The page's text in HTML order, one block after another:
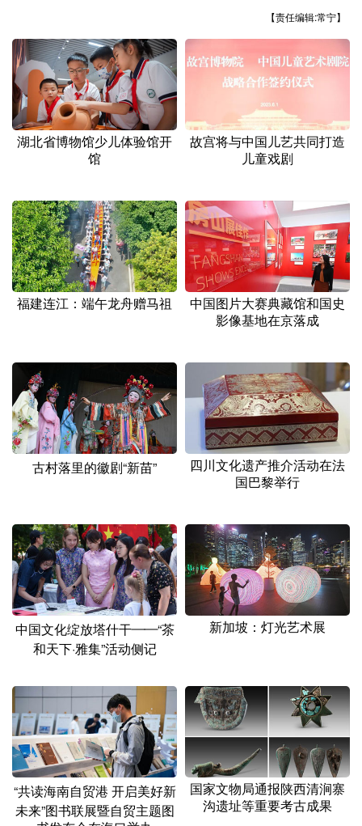
浙江 安徽 福建 江西
山东 河南
广东 广西 海南 重庆
陕西 甘肃 青海 宁夏
新疆 内蒙古 黑龙江
多语种频道
한국어
Deutsch Português
【责任编辑:常宁】
湖北省博物馆少儿体验馆开
馆
故宫将与中国儿艺共同打造
儿童戏剧
福建连江：端午龙舟赠马祖
中国图片大赛典藏馆和国史
影像基地在京落成
古村落里的徽剧“新苗”
四川文化遗产推介活动在法
国巴黎举行
中国文化绽放塔什干——“茶
和天下·雅集”活动侧记
新加坡：灯光艺术展
“共读海南自贸港 开启美好新
未来”图书联展暨自贸主题图
国家文物局通报陕西清涧寨
沟遗址等重要考古成果